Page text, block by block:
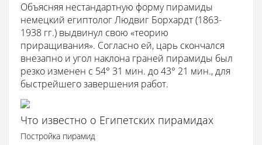
Объясняя нестандартную форму пирамиды
немецкий египтолог Людвиг Борхардт (1863-
1938 гг.) выдвинул свою «теорию
приращивания». Согласно ей, царь скончался
внезапно и угол наклона граней пирамиды был
резко изменен с 54° 31 мин. до 43° 21 мин., для
быстрейшего завершения работ.
Что известно о Египетских пирамидах
Постройка пирамид